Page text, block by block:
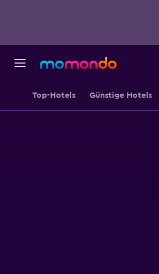
Top-Hotels Günstige Hotels